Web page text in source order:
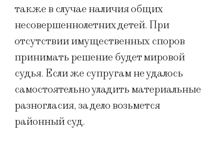
также в случае наличия общих
несовершеннолетних детей. При
отсутствии имущественных споров
принимать решение будет мировой
судья. Если же супругам не удалось
самостоятельно уладить материальные
разногласия, за дело возьмется
районный суд.